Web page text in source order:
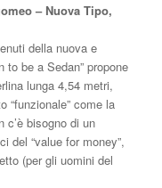
– Nuova Tipo,
della nuova e
be a Sedan” propone
lunga 4,54 metri,
“funzionale” come la
c’è bisogno di un
del “value for money”,
(per gli uomini del